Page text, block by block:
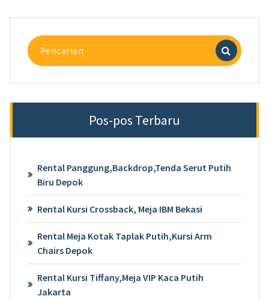
Pencarian
untuk:
Pos-pos Terbaru
Rental Panggung,Backdrop,Tenda Serut Putih
Biru Depok
Rental Kursi Crossback, Meja IBM Bekasi
Rental Meja Kotak Taplak Putih,Kursi Arm
Chairs Depok
Rental Kursi Tiffany,Meja VIP Kaca Putih
Jakarta